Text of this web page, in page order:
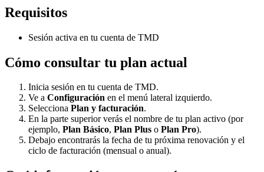
Requisitos
Sesión activa en tu cuenta de TMD
Cómo consultar tu plan actual
Inicia sesión en tu cuenta de TMD.
Ve a Configuración en el menú lateral izquierdo.
Selecciona Plan y facturación.
En la parte superior verás el nombre de tu plan activo (por
ejemplo, Plan Básico, Plan Plus o Plan Pro).
Debajo encontrarás la fecha de tu próxima renovación y el
ciclo de facturación (mensual o anual).